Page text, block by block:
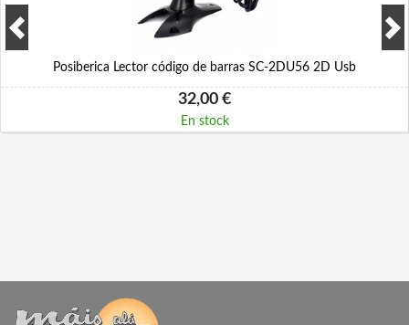
Posiberica Lector código de barras SC-2DU56 2D Usb
32,00 €
En stock